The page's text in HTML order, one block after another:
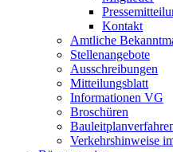
Kontakt
Amtliche
Stellenangebote
Ausschreibungen
Mitteilungsblatt
Informationen VG
Broschüren
Verkehrshinweise